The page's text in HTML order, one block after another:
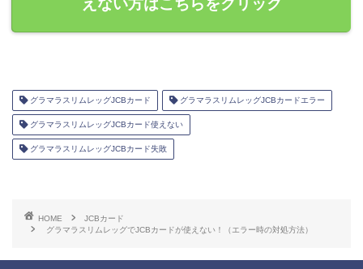
えない方はこちらをクリック
グラマラスリムレッグJCBカード グラマラスリムレッグJCBカードエラー
グラマラスリムレッグJCBカード使えない
グラマラスリムレッグJCBカード失敗
HOME
JCBカード
グラマラスリムレッグでJCBカードが使えない！（エラー時の対処方法）